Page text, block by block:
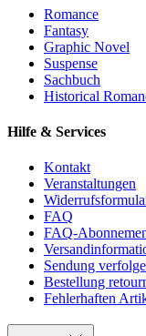
Romance
Fantasy
Graphic Novel
Suspense
Sachbuch
Historical
Hilfe & Services
Kontakt
Veranstaltungen
FAQ
FAQ-
Sendung
Bestellung
Fehlerhaften